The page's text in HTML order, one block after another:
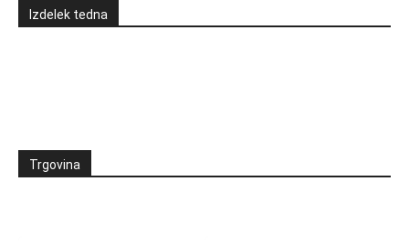
Izdelek tedna
Trgovina